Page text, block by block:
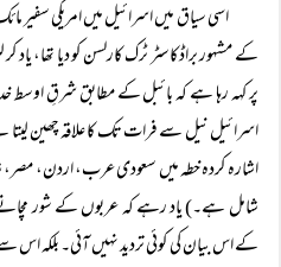
اسی سیاق میں اسرائیل میں امریکی سفیر
کے مشہور براڈکاسٹر ٹرک کارلسن کو دیا تھا،
پر کہہ رہا ہے کہ بائبل کے مطابق شرقِ اوسط
اسرائیل نیل سے فرات تک کا علاقہ چھین لیتا
اشارہ کردہ خطہ میں سعودی عرب، اردن، مصر،
شامل ہے۔) یاد رہے کہ عربوں کے شور
کے اس بیان کی کوئی تردید نہیں آئی۔ بلکہ